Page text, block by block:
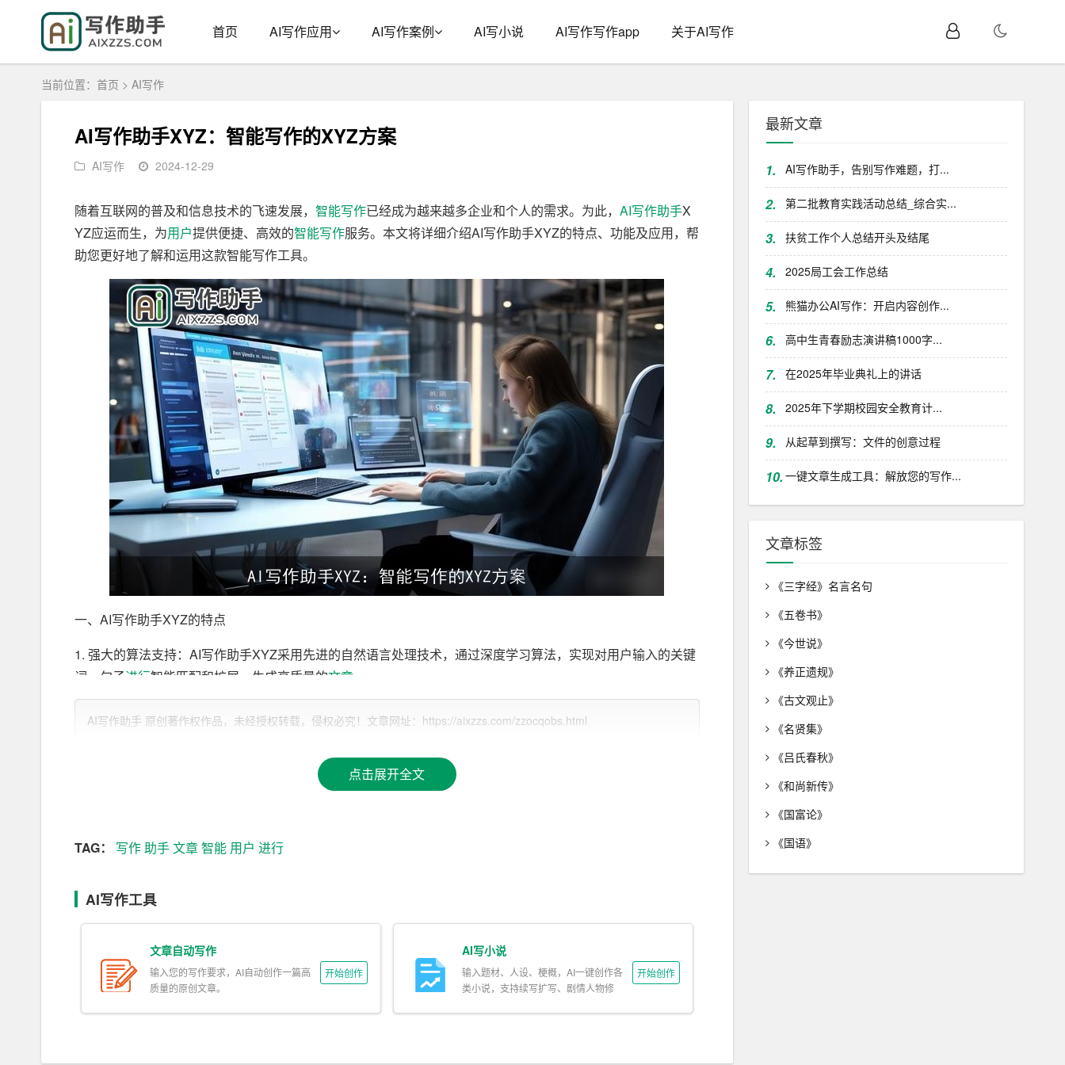
首页 AI写作应用 AI写作案例 AI写小说 AI写作写作app 关于AI写作
当前位置： 首页 > AI写作
AI写作助手XYZ：智能写作的XYZ方案
AI写作 2024-12-29
随着互联网的普及和信息技术的飞速发展， 智能写作已经成为越来越多企业和个人的需求。为此， AI写作助手X
YZ应运而生，为用户提供便捷、高效的智能写作服务。本文将详细介绍AI写作助手XYZ的特点、功能及应用，帮
助您更好地了解和运用这款智能写作工具。
一、AI写作助手XYZ的特点
1. 强大的算法支持：AI写作助手XYZ采用先进的自然语言处理技术，通过深度学习算法，实现对用户输入的关键
词、句子进行智能匹配和扩展，生成高质量的文章
2. 丰富的素材库：AI写作助手XYZ拥有海量的素材库，包括各类文章、资讯、名言警句等，可为您提供丰富的写
3. 多样化文章风格：AI写作助手XYZ支持多种文章风格，如新闻报道、散文、议论文等，满足不同场景和需求的
章更加符合您的需求。
1. 文章生成：根据用户输入的关键词、主题，AI写作助手XYZ自动生成文章，节省用户的时间和精力。
2. 文章扩展：用户可以输入文章的框架或大纲，AI写作助手XYZ在此基础上进行扩展，使文章更加丰富。
AI写作助手 原创著作权作品，未经授权转载，侵权必究！文章网址：https://aixzzs.com/zzocqobs.html
点击展开全文
TAG： 写作助手文章智能 用户 进行
AI写作工具
文章自动写作
输入您的写作要求，AI自动创作一篇高
质量的原创文章。
开始创作
AI写小说
输入题材、人设、梗概，AI一键创作各
类小说，支持续写扩写、剧情人物修
开始创作
最新文章
1. AI写作助手，告别写作难题，打...
2. 第二批教育实践活动总结_综合实...
3. 扶贫工作个人总结开头及结尾
4. 2025局工会工作总结
5. 熊猫办公AI写作：开启内容创作...
6. 高中生青春励志演讲稿1000字...
7. 在2025年毕业典礼上的讲话
8. 2025年下学期校园安全教育计...
9. 从起草到撰写：文件的创意过程
10.一键文章生成工具：解放您的写作...
文章标签
《三字经》名言名句
《五卷书》
《今世说》
《养正遗规》
《古文观止》
《名贤集》
《吕氏春秋》
《和尚新传》
《国富论》
《国语》